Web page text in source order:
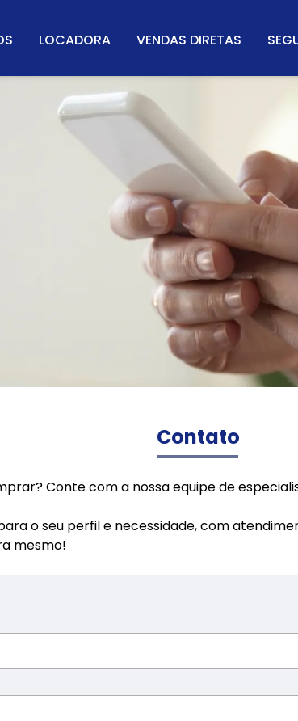
LOCADORA VENDAS DIRETAS
Contato
Conte com a nossa equipe de
o seu perfil e necessidade, com
mesmo!